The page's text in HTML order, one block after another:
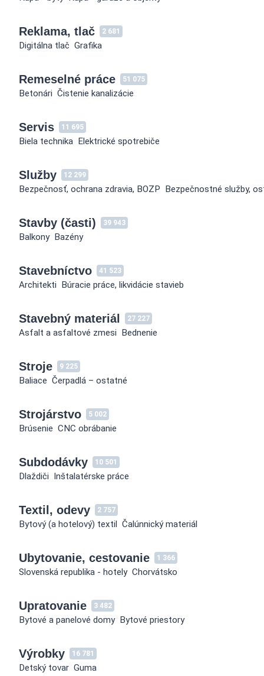
Reklama, tlač 2 681
Digitálna tlač Grafika
Remeselné práce 51 075
Betonári Čistenie kanalizácie
Servis 11 695
Biela technika Elektrické spotrebiče
Služby 12 299
Bezpečnosť, ochrana zdravia, BOZP Bezpečnostné služby,
Stavby (časti) 39 943
Balkony Bazény
Stavebníctvo 41 523
Architekti Búracie práce, likvidácie stavieb
Stavebný materiál 27 227
Asfalt a asfaltové zmesi Bednenie
Stroje 9 225
Baliace Čerpadlá – ostatné
Strojárstvo 5 002
Brúsenie CNC obrábanie
Subdodávky 10 501
Dlaždiči Inštalatérske práce
Textil, odevy 2 757
Bytový (a hotelový) textil Čalúnnický materiál
Ubytovanie, cestovanie 1 366
Slovenská republika - hotely Chorvátsko
Upratovanie 3 482
Bytové a panelové domy Bytové priestory
Výrobky 16 781
Detský tovar Guma